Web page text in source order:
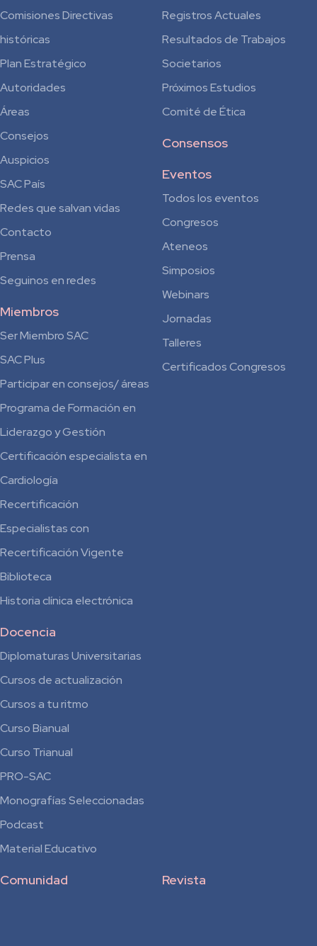
Comisiones Directivas
históricas
Plan Estratégico
Autoridades
Áreas
Consejos
Auspicios
SAC País
Redes que salvan vidas
Contacto
Prensa
Seguinos en redes
Miembros
Ser Miembro SAC
SAC Plus
Participar en consejos/ áreas
Programa de Formación en
Liderazgo y Gestión
Certificación especialista en
Cardiología
Recertificación
Especialistas con
Recertificación Vigente
Biblioteca
Historia clínica electrónica
Docencia
Diplomaturas Universitarias
Cursos de actualización
Cursos a tu ritmo
Curso Bianual
para
Residentes
Curso Trianual
PRO-SAC
Monografías Seleccionadas
Podcast
Material Educativo
Registros Actuales
Resultados de Trabajos
Societarios
Próximos Estudios
Comité de Ética
Consensos
Eventos
Todos los eventos
Congresos
Ateneos
Simposios
Webinars
Jornadas
Talleres
Certificados Congresos
Revista
Comunidad